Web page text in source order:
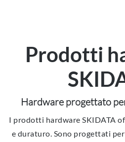
Prodotti
Hardware progettato
I prodotti hardware SKIDATA
e duraturo. Sono progettati